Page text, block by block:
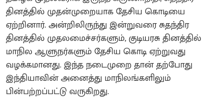
தினத்தில் முதன்முறையாக தேசிய கொடியை
ஏற்றினார். அன்றிலிருந்து இன்றுவரை சுதந்திர
தினத்தில் முதலமைச்சர்களும், குடியரசு தினத்தில்
மாநில ஆளுநர்களும் தேசிய கொடி ஏற்றுவது
வழக்கமானது. இந்த நடைமுறை தான் தற்போது
இந்தியாவின் அனைத்து மாநிலங்களிலும்
பின்பற்றப்பட்டு வருகிறது.